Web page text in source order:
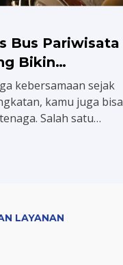
Bus Pariwisata
Bikin
Nyaman
kebersamaan sejak
kamu juga bisa
Salah satu
pariwisata untuk
LAYANAN